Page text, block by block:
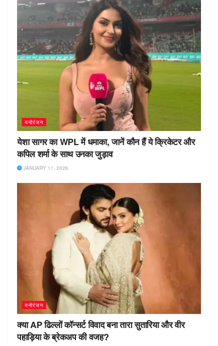
मनोरंजन
येशा सागर का WPL में धमाका, जानें कौन हैं ये क्रिकेटर और
कपिल शर्मा के साथ उनका जुड़ाव
JANUARY 11, 2026
मनोरंजन
क्या AP ढिल्लों कॉन्सर्ट विवाद बना तारा सुतारिया और वीर
पहाड़िया के ब्रेकअप की वजह?